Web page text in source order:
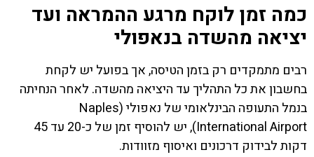
כמה זמן לוקח מרגע ההמראה ועד
יציאה מהשדה בנאפולי
רבים מתמקדים רק בזמן הטיסה, אך בפועל יש לקחת
בחשבון את כל התהליך עד היציאה מהשדה. לאחר הנחיתה
בנמל התעופה הבינלאומי של נאפולי (Naples
International Airport), יש להוסיף זמן של כ-20 עד 45
דקות לבידוק דרכונים ואיסוף מזוודות.